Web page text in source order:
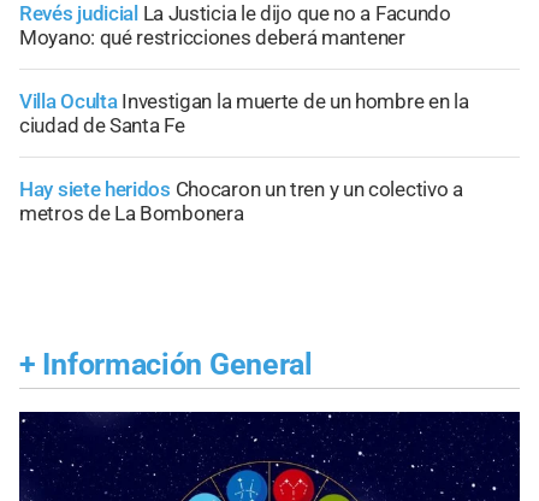
Revés judicial La Justicia le dijo que no a Facundo
Moyano: qué restricciones deberá mantener
Villa Oculta Investigan la muerte de un hombre en la
ciudad de Santa Fe
Hay siete heridos Chocaron un tren y un colectivo a
metros de La Bombonera
+ Información General